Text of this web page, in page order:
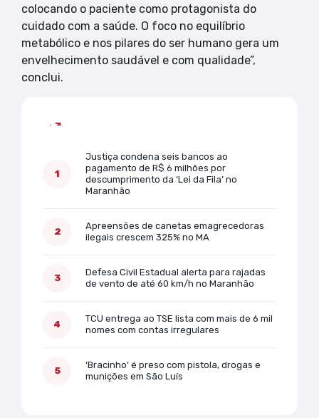
colocando o paciente como protagonista do
cuidado com a saúde. O foco no equilíbrio
metabólico e nos pilares do ser humano gera um
envelhecimento saudável e com qualidade”,
conclui.
Justiça condena seis bancos ao
pagamento de R$ 6 milhões por
descumprimento da ‘Lei da Fila’ no
Maranhão
Apreensões de canetas emagrecedoras
ilegais crescem 325% no MA
Defesa Civil Estadual alerta para rajadas
de vento de até 60 km/h no Maranhão
TCU entrega ao TSE lista com mais de 6 mil
nomes com contas irregulares
‘Bracinho’ é preso com pistola, drogas e
munições em São Luís